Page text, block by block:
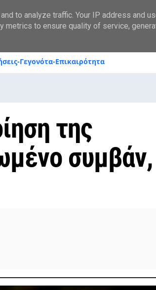
Γεγονότα-Επικαιρότητα
της
συμβάν,
to analyze traffic. Your IP address and
metrics to ensure quality of service,